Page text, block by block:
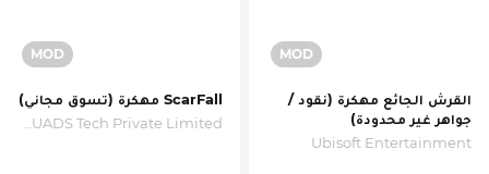
القرش الجائع مهكرة (نقود /
جواهر غير محدودة)
Ubisoft Entertainment
ScarFall مهكرة (تسوق مجاني)